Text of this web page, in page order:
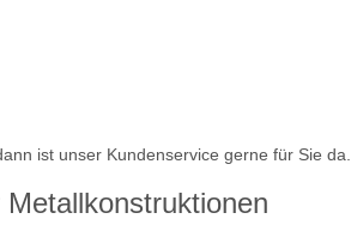
ist unser Kundenservice gerne für Sie da.